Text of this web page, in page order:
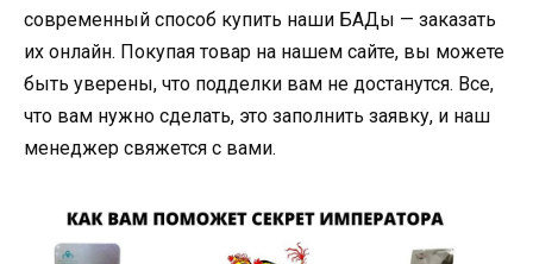
современный способ купить наши БАДы — заказать
их онлайн. Покупая товар на нашем сайте, вы можете
быть уверены, что подделки вам не достанутся. Все,
что вам нужно сделать, это заполнить заявку, и наш
менеджер свяжется с вами.